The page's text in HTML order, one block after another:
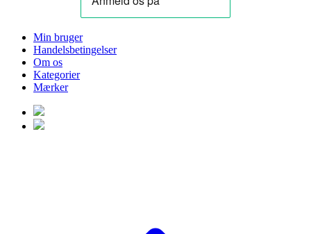
Min bruger
Handelsbetingelser
Om os
Kategorier
Mærker